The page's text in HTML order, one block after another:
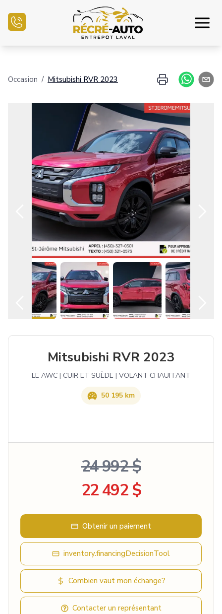
Demande de crédit
Vendre mon auto
Centre mécanique
Nous joindre
Français
Occasion / Mitsubishi RVR 2023
Mitsubishi RVR 2023
LE AWC | CUIR ET SUÈDE | VOLANT CHAUFFANT
50 195 km
24 992 $
22 492 $
Obtenir un paiement
inventory.financingDecisionTool
Combien vaut mon échange?
Contacter un représentant